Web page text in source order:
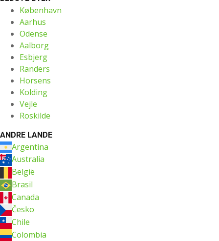
København
Aarhus
Odense
Aalborg
Esbjerg
Randers
Horsens
Kolding
Vejle
Roskilde
ANDRE LANDE
Argentina
Australia
België
Brasil
Canada
Česko
Chile
Colombia